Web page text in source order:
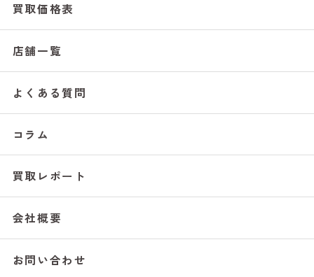
買取価格表
店舗一覧
よくある質問
コラム
買取レポート
会社概要
お問い合わせ